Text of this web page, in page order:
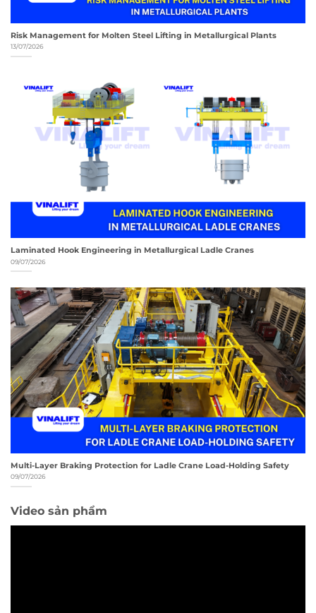
Risk Management for Molten Steel Lifting in Metallurgical Plants
13/07/2026
Laminated Hook Engineering in Metallurgical Ladle Cranes
09/07/2026
Multi-Layer Braking Protection for Ladle Crane Load-Holding Safety
09/07/2026
Video sản phẩm